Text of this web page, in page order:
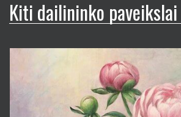
Kiti dailininko paveikslai